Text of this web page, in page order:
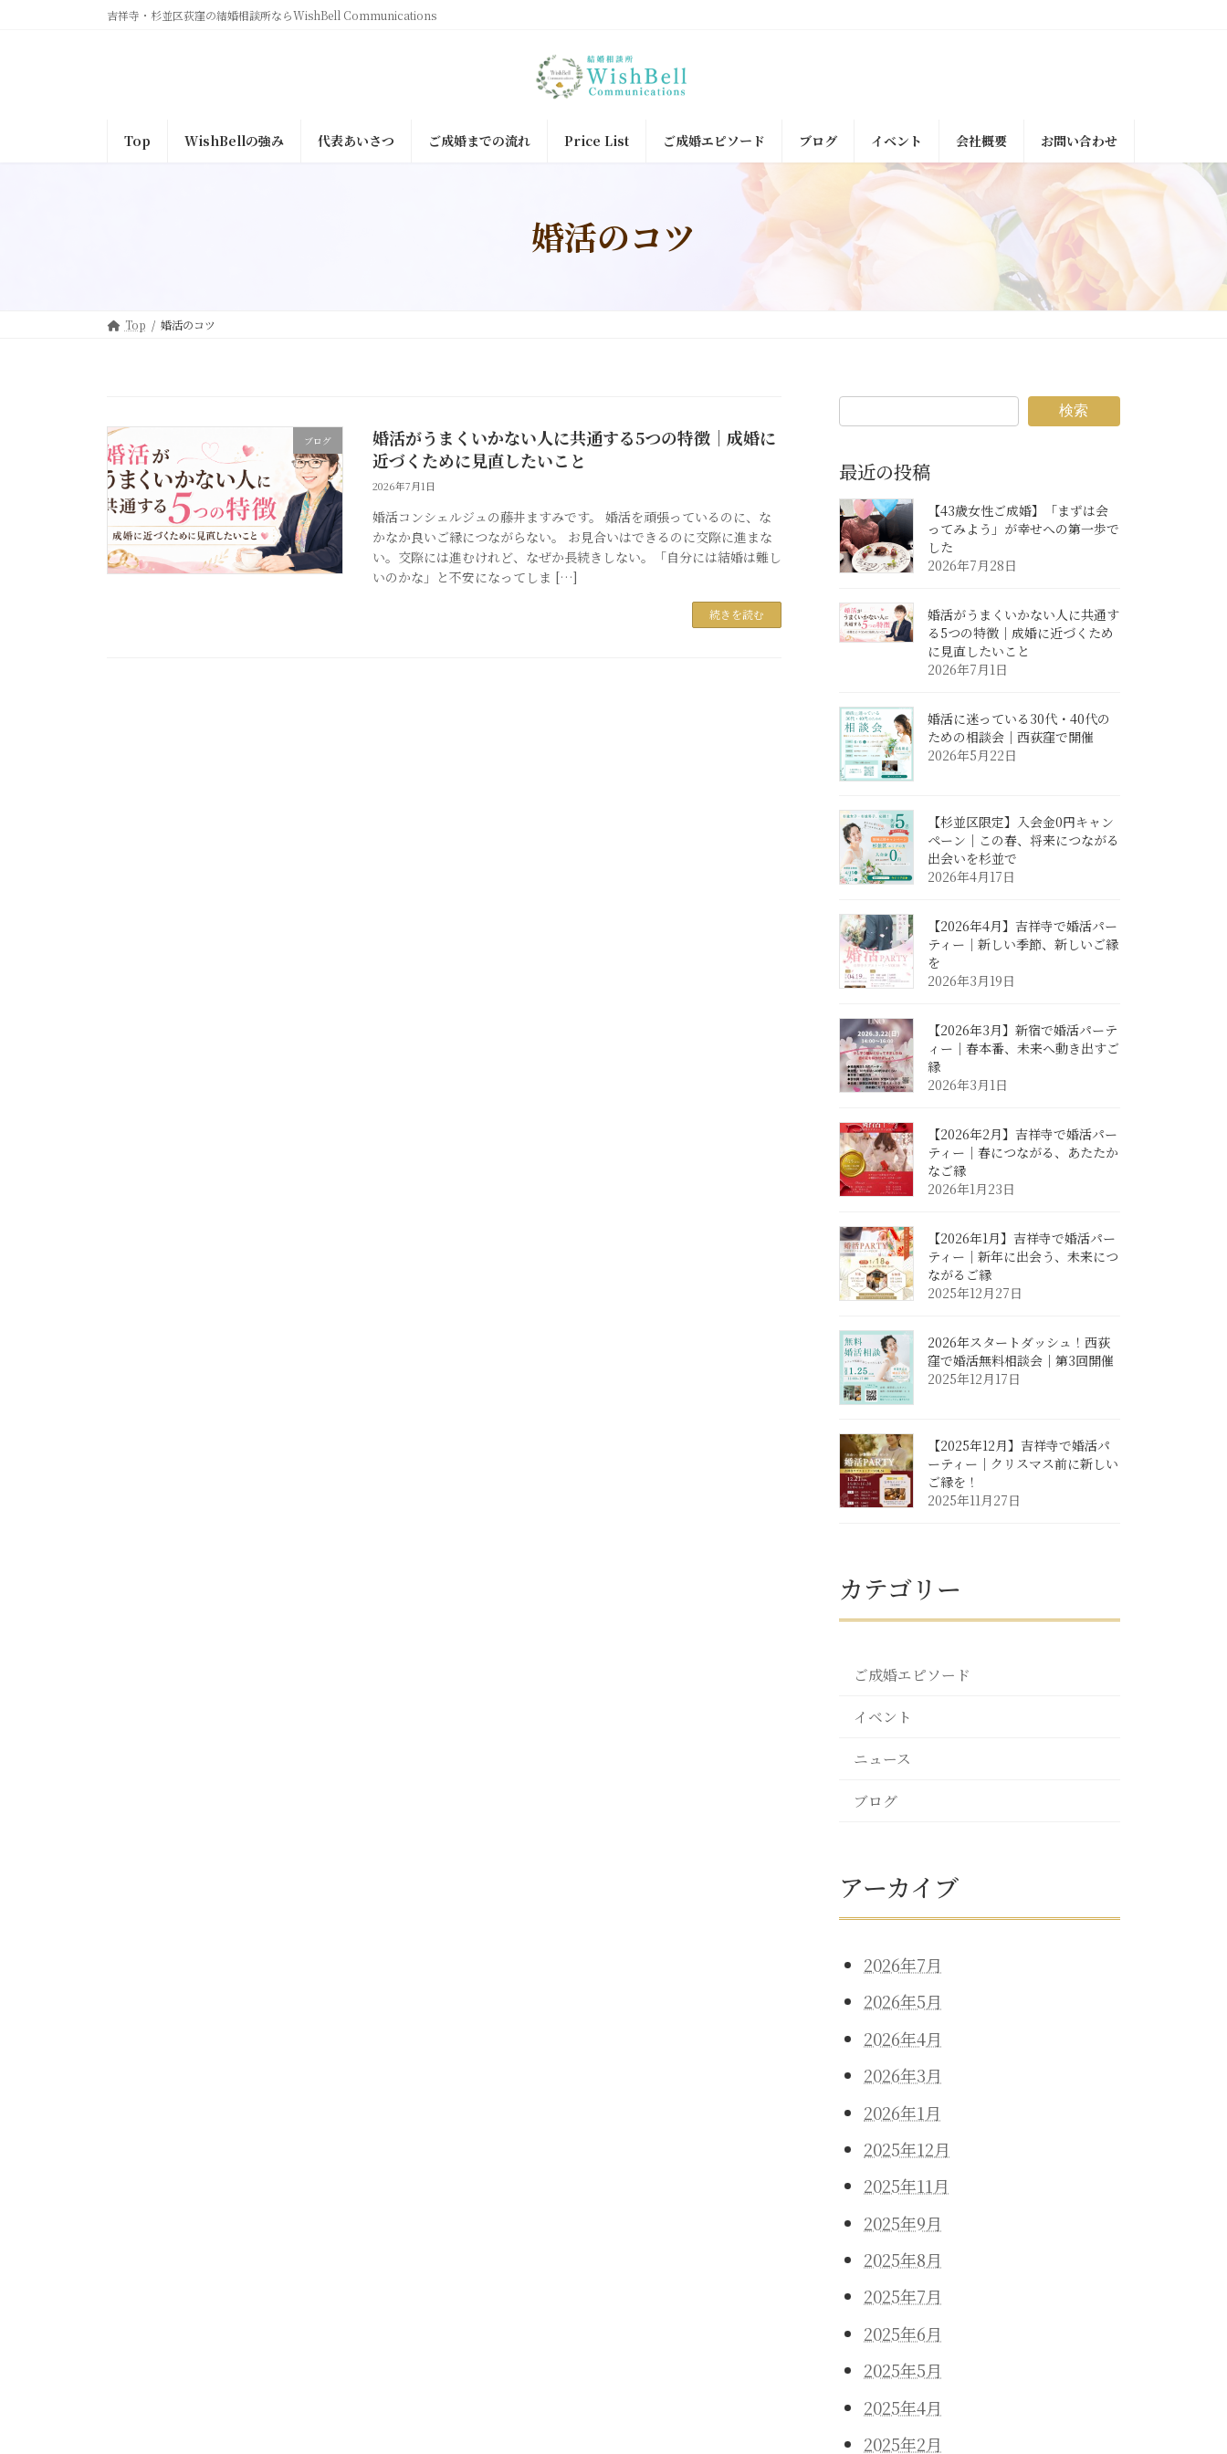
吉祥寺・杉並区荻窪の結婚相談所ならWishBell Communications
Top WishBellの強み 代表あいさつ ご成婚までの流れ Price List ご成婚エピソード ブログ イベント 会社概要 お問い合わせ
婚活のコツ
Top 婚活のコツ
ブログ
婚活がうまくいかない人に共通する5つの特徴｜成婚に
近づくために見直したいこと
2026年7月1日
婚活コンシェルジュの藤井ますみです。 婚活を頑張っているのに、な
かなか良いご縁につながらない。 お見合いはできるのに交際に進まな
い。交際には進むけれど、なぜか長続きしない。「自分には結婚は難し
いのかな」と不安になってしま […]
続きを読む
検索
最近の投稿
【43歳女性ご成婚】「まずは会
ってみよう」が幸せへの第一歩で
した
2026年7月28日
婚活がうまくいかない人に共通す
る5つの特徴｜成婚に近づくため
に見直したいこと
2026年7月1日
婚活に迷っている30代・40代の
ための相談会｜西荻窪で開催
2026年5月22日
【杉並区限定】入会金0円キャン
ペーン｜この春、将来につながる
出会いを杉並で
2026年4月17日
【2026年4月】吉祥寺で婚活パー
ティー｜新しい季節、新しいご縁
を
2026年3月19日
【2026年3月】新宿で婚活パーテ
ィー｜春本番、未来へ動き出すご
縁
2026年3月1日
【2026年2月】吉祥寺で婚活パー
ティー｜春につながる、あたたか
なご縁
2026年1月23日
【2026年1月】吉祥寺で婚活パー
ティー｜新年に出会う、未来につ
ながるご縁
2025年12月27日
2026年スタートダッシュ！西荻
窪で婚活無料相談会｜第3回開催
2025年12月17日
【2025年12月】吉祥寺で婚活パ
ーティー｜クリスマス前に新しい
ご縁を！
2025年11月27日
カテゴリー
ご成婚エピソード
イベント
ニュース
ブログ
アーカイブ
2026年7月
2026年5月
2026年4月
2026年3月
2026年1月
2025年12月
2025年11月
2025年9月
2025年8月
2025年7月
2025年6月
2025年5月
2025年4月
2025年2月